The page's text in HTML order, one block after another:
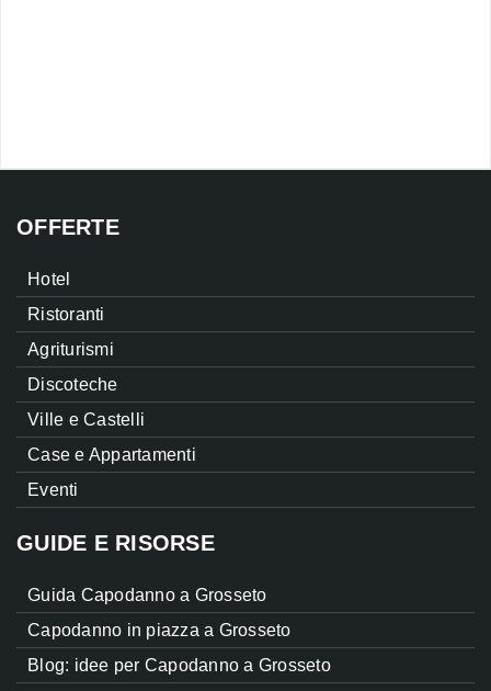
OFFERTE
Hotel
Ristoranti
Agriturismi
Discoteche
Ville e Castelli
Case e Appartamenti
Eventi
GUIDE E RISORSE
Guida Capodanno a Grosseto
Capodanno in piazza a Grosseto
Blog: idee per Capodanno a Grosseto